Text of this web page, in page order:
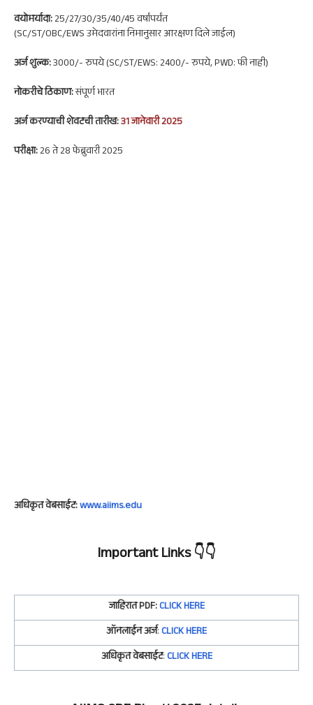
वयोमर्यादा:25/27/30/35/40/45 वर्षांपर्यंत
(SC/ST/OBC/EWS उमेदवारांना निमानुसार आरक्षण दिले जाईल)
अर्ज शुल्क:3000/- रुपये (SC/ST/EWS: 2400/- रुपये, PWD: फी नाही)
नोकरीचे ठिकाण:संपूर्ण भारत
अर्ज करण्याची शेवटची तारीख:31 जानेवारी 2025
परीक्षा:26 ते 28 फेब्रुवारी 2025
अधिकृत वेबसाईट:www.aiims.edu
Important Links👇👇
जाहिरातPDF:CLICK HERE
ऑनलाईन अर्ज:CLICK HERE
अधिकृत वेबसाईट:CLICK HERE